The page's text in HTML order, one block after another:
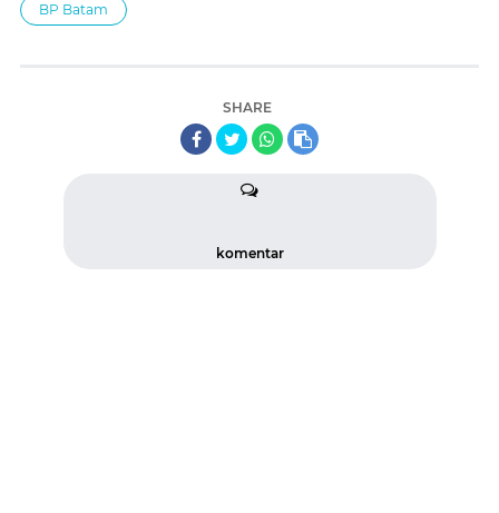
BP Batam
SHARE
komentar